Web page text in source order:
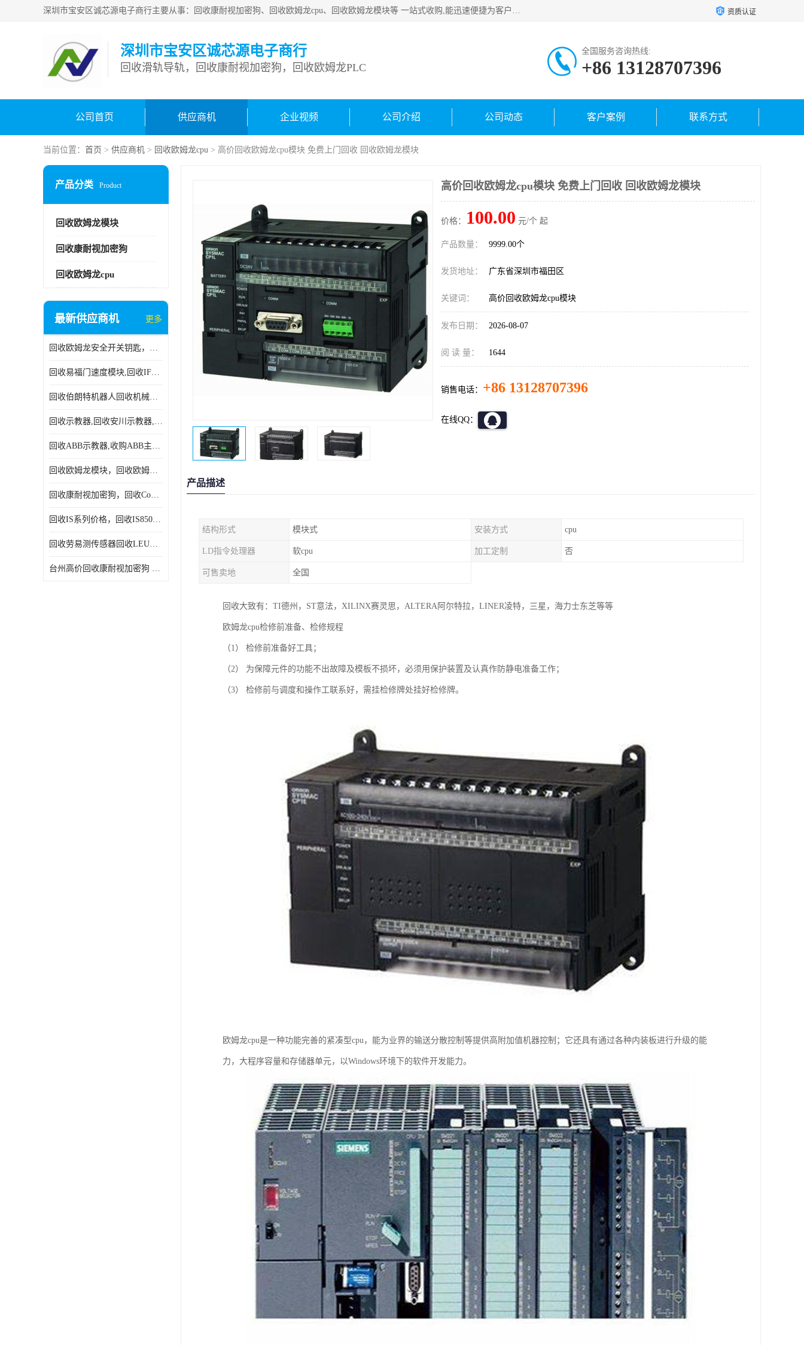
深圳市宝安区诚芯源电子商行主要从事：回收康耐视加密狗、回收欧姆龙cpu、回收欧姆龙模块等 一站式收购,能迅速便捷为客户消化库存、减少仓储、回笼资金，我们交易灵活方便，现金支付，价格优势合理，在业务方面赢得广大客户的一致好评 热情欢迎有库存需要处理的客户 请尽快联系我们 资质认证
深圳市宝安区诚芯源电子商行
回收滑轨导轨，回收康耐视加密狗，回收欧姆龙PLC
全国服务咨询热线:
+86 13128707396
公司首页 供应商机 企业视频 公司介绍 公司动态 客户案例 联系方式
当前位置： 首页 > 供应商机 > 回收欧姆龙cpu > 高价回收欧姆龙cpu模块 免费上门回收 回收欧姆龙模块
产品分类 Product
回收欧姆龙模块
回收康耐视加密狗
回收欧姆龙cpu
最新供应商机 更多
回收欧姆龙安全开关钥匙，回收OMRON安全锁，回收光电传感器
回收易福门速度模块,回收IFM大全,回收易福门AS-iDP模块
回收伯朗特机器人回收机械手臂伯朗特六轴工业机器人
回收示教器,回收安川示教器,回收ABB新旧示教器
回收ABB示教器,收购ABB主机CPU,回收DSQC69示教器
回收欧姆龙模块，回收欧姆龙CPU,回收欧姆龙cpu
回收康耐视加密狗，回收Cognex加密狗，回收Cognex相机
回收IS系列价格，回收IS8505MP视觉，回收康耐视无包装相机
回收劳易测传感器回收LEUZE传感器
台州高价回收康耐视加密狗 收购康耐视加密狗 废旧回收
高价回收欧姆龙cpu模块 免费上门回收 回收欧姆龙模块
价格： 100.00 元/个 起
产品数量： 9999.00个
发货地址： 广东省深圳市福田区
关键词： 高价回收欧姆龙cpu模块
发布日期： 2026-08-07
阅 读 量： 1644
销售电话： +86 13128707396
在线QQ：
产品描述
结构形式 模块式 安装方式 cpu
LD指令处理器 软cpu 加工定制 否
可售卖地 全国
回收大致有：TI德州，ST意法，XILINX赛灵思，ALTERA阿尔特拉，LINER凌特，三星，海力士东芝等等
欧姆龙cpu检修前准备、检修规程
（1） 检修前准备好工具；
（2） 为保障元件的功能不出故障及模板不损坏，必须用保护装置及认真作防静电准备工作；
（3） 检修前与调度和操作工联系好，需挂检修牌处挂好检修牌。
欧姆龙cpu是一种功能完善的紧凑型cpu，能为业界的输送分散控制等提供高附加值机器控制；它还具有通过各种内装板进行升级的能
力，大程序容量和存储器单元，以Windows环境下的软件开发能力。